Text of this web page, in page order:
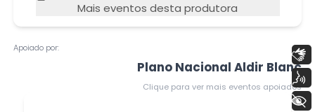
Mais eventos desta produtora
Apoiado por:
Plano Nacional Aldir Blanc
Clique para ver mais eventos apoiados